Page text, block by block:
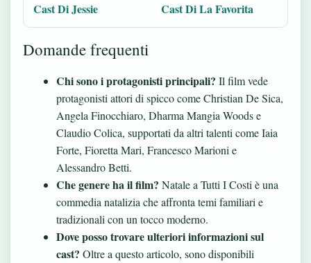
Cast Di Jessie Cast Di La Favorita
Domande frequenti
Chi sono i protagonisti principali? Il film vede
protagonisti attori di spicco come Christian De Sica,
Angela Finocchiaro, Dharma Mangia Woods e
Claudio Colica, supportati da altri talenti come Iaia
Forte, Fioretta Mari, Francesco Marioni e
Alessandro Betti.
Che genere ha il film? Natale a Tutti I Costi è una
commedia natalizia che affronta temi familiari e
tradizionali con un tocco moderno.
Dove posso trovare ulteriori informazioni sul
cast? Oltre a questo articolo, sono disponibili